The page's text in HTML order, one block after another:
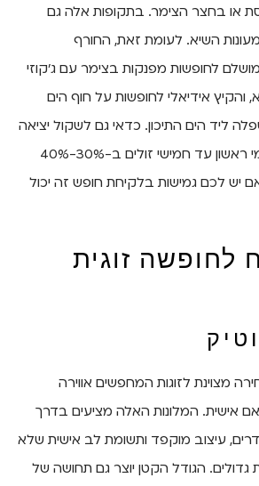
או בחצר הצימר. בתקופות אלה גם
מעונות השיא. לעומת זאת, החורף
לחופשות מפנקות בצימר עם ג'קוזי
אידיאלי לחופשות על חוף הים
ליד הים התיכון. כדאי גם לשקול יציאה
באמצע השבוע – ימי ראשון עד חמישי זולים ב-30%-40%
יש לכם גמישות בלקיחת חופש זה יכול
לחופשה זוגית
מצוינת לזוגות המחפשים אווירה
אישית. המלונות האלה מציעים בדרך
בין 20 ל-60 חדרים, עיצוב מוקפד ותשומת לב אישית שלא
הגודל הקטן יוצר גם תחושה של